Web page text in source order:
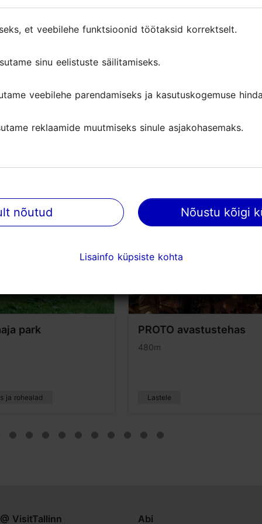
seljataha jättes kauni Tallinna siluetti, mis näeb
müürist ja on teostatud stencil tehnikas.
park
ja rohealad
PROTO avastustehas
480m
Lastele
VisitTallinn Abi
et veebilehe funktsioonid töötaksid korrektselt.
sinu eelistuste säilitamiseks.
veebilehe parendamiseks ja kasutuskogemuse
reklaamide muutmiseks sinule asjakohasemaks.
nõutud Nõustu kõigi
Lisainfo küpsiste kohta
et veebilehe funktsioonid töötaksid korrektselt.
sinu eelistuste säilitamiseks.
veebilehe parendamiseks ja kasutuskogemuse
reklaamide muutmiseks sinule asjakohasemaks.
nõutud Nõustu kõigi
Lisainfo küpsiste kohta